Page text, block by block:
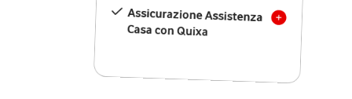
Assicurazione Assistenza
Casa con Quixa